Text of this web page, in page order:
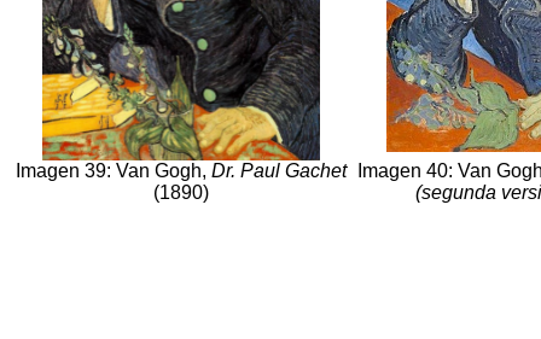
Imagen 39: Van Gogh, Dr. Paul Gachet
(1890)
Imagen 40: Van
(segunda